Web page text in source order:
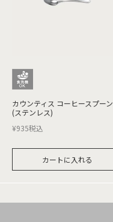
カウンティス コーヒースプーン
(ステンレス)
¥935税込
カートに入れる